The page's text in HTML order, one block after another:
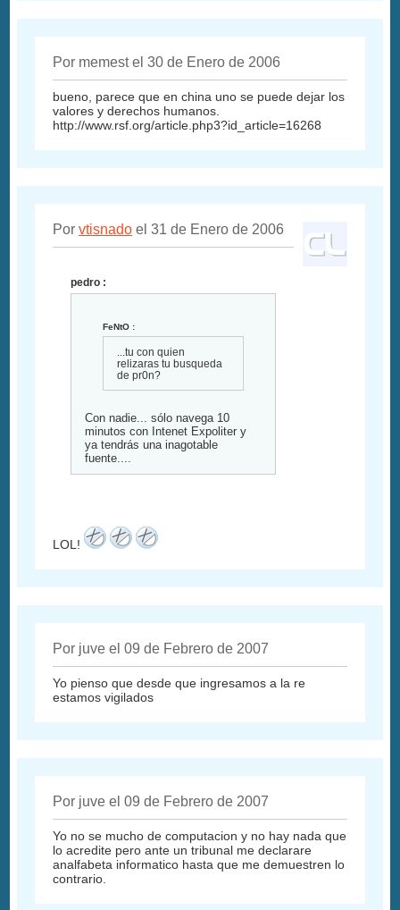
Por memest el 30 de Enero de 2006
bueno, parece que en china uno se puede dejar los
valores y derechos humanos.
http://www.rsf.org/article.php3?id_article=16268
Porvtisnado el 31 de Enero de 2006
pedro :
FeNtO :
...tu con quien
relizaras tu busqueda
de pr0n?
Con nadie... sólo navega 10
minutos con Intenet Expoliter y
ya tendrás una inagotable
fuente....
LOL!
Por juve el 09 de Febrero de 2007
Yo pienso que desde que ingresamos a la re
estamos vigilados
Por juve el 09 de Febrero de 2007
Yo no se mucho de computacion y no hay nada que
lo acredite pero ante un tribunal me declarare
analfabeta informatico hasta que me demuestren lo
contrario.